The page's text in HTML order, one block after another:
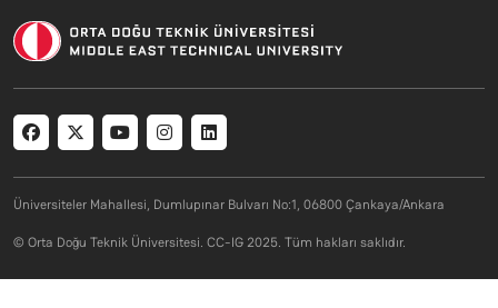
Social menu
Üniversiteler Mahallesi, Dumlupınar Bulvarı No:1, 06800 Çankaya/Ankara
© Orta Doğu Teknik Üniversitesi. CC-IG 2025. Tüm hakları saklıdır.